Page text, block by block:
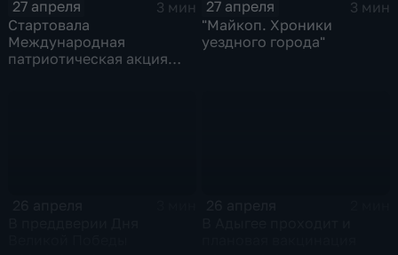
27 апреля
3 мин
Стартовала
Международная
патриотическая акция
27 апреля
3 мин
"Майкоп. Хроники
уездного города"